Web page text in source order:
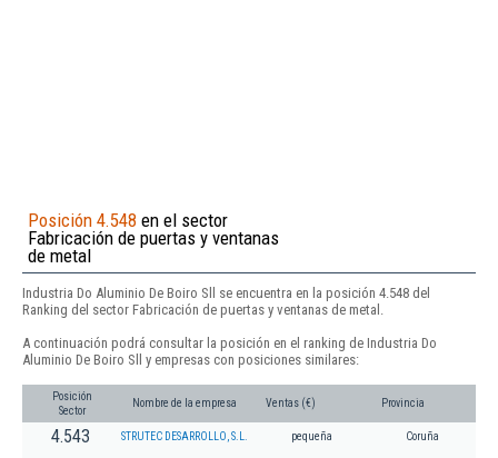
Posición 4.548 en el sector
Fabricación de puertas y ventanas
de metal
Industria Do Aluminio De Boiro Sll se encuentra en la posición 4.548 del
Ranking del sector Fabricación de puertas y ventanas de metal.
A continuación podrá consultar la posición en el ranking de Industria Do
Aluminio De Boiro Sll y empresas con posiciones similares:
Posición
Sector
Nombre de la empresa Ventas (€) Provincia
4.543 STRUTEC DESARROLLO, S.L. pequeña Coruña